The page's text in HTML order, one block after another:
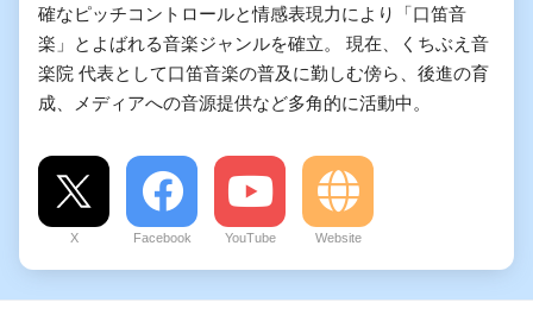
確なピッチコントロールと情感表現力により「口笛音
楽」とよばれる音楽ジャンルを確立。 現在、くちぶえ音
楽院 代表として口笛音楽の普及に勤しむ傍ら、後進の育
成、メディアへの音源提供など多角的に活動中。
X Facebook YouTube Website